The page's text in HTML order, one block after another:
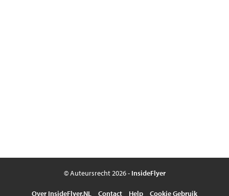
© Auteursrecht 2026 - InsideFlyer
Over InsideFlyer.NL Contact Help Cookie Gebruik